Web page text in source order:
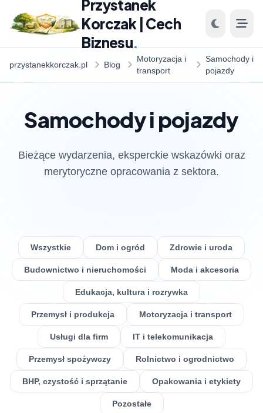
Przystanek
Korczak | Cech
Biznesu.
przystanekkorczak.pl Blog
Motoryzacja i
transport
Samochody i
pojazdy
Samochody i pojazdy
Bieżące wydarzenia, eksperckie wskazówki oraz
merytoryczne opracowania z sektora.
Wszystkie Dom i ogród Zdrowie i uroda
Budownictwo i nieruchomości Moda i akcesoria
Edukacja, kultura i rozrywka
Przemysł i produkcja Motoryzacja i transport
Usługi dla firm IT i telekomunikacja
Przemysł spożywczy Rolnictwo i ogrodnictwo
BHP, czystość i sprzątanie Opakowania i etykiety
Pozostałe